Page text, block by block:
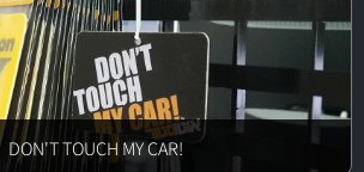
!DON'T TOUCH MY CAR